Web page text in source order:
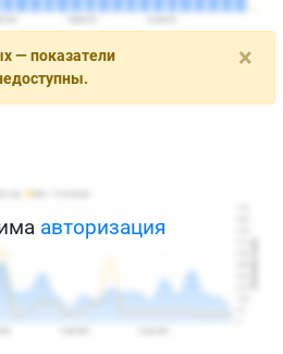
×
— показатели
авторизация